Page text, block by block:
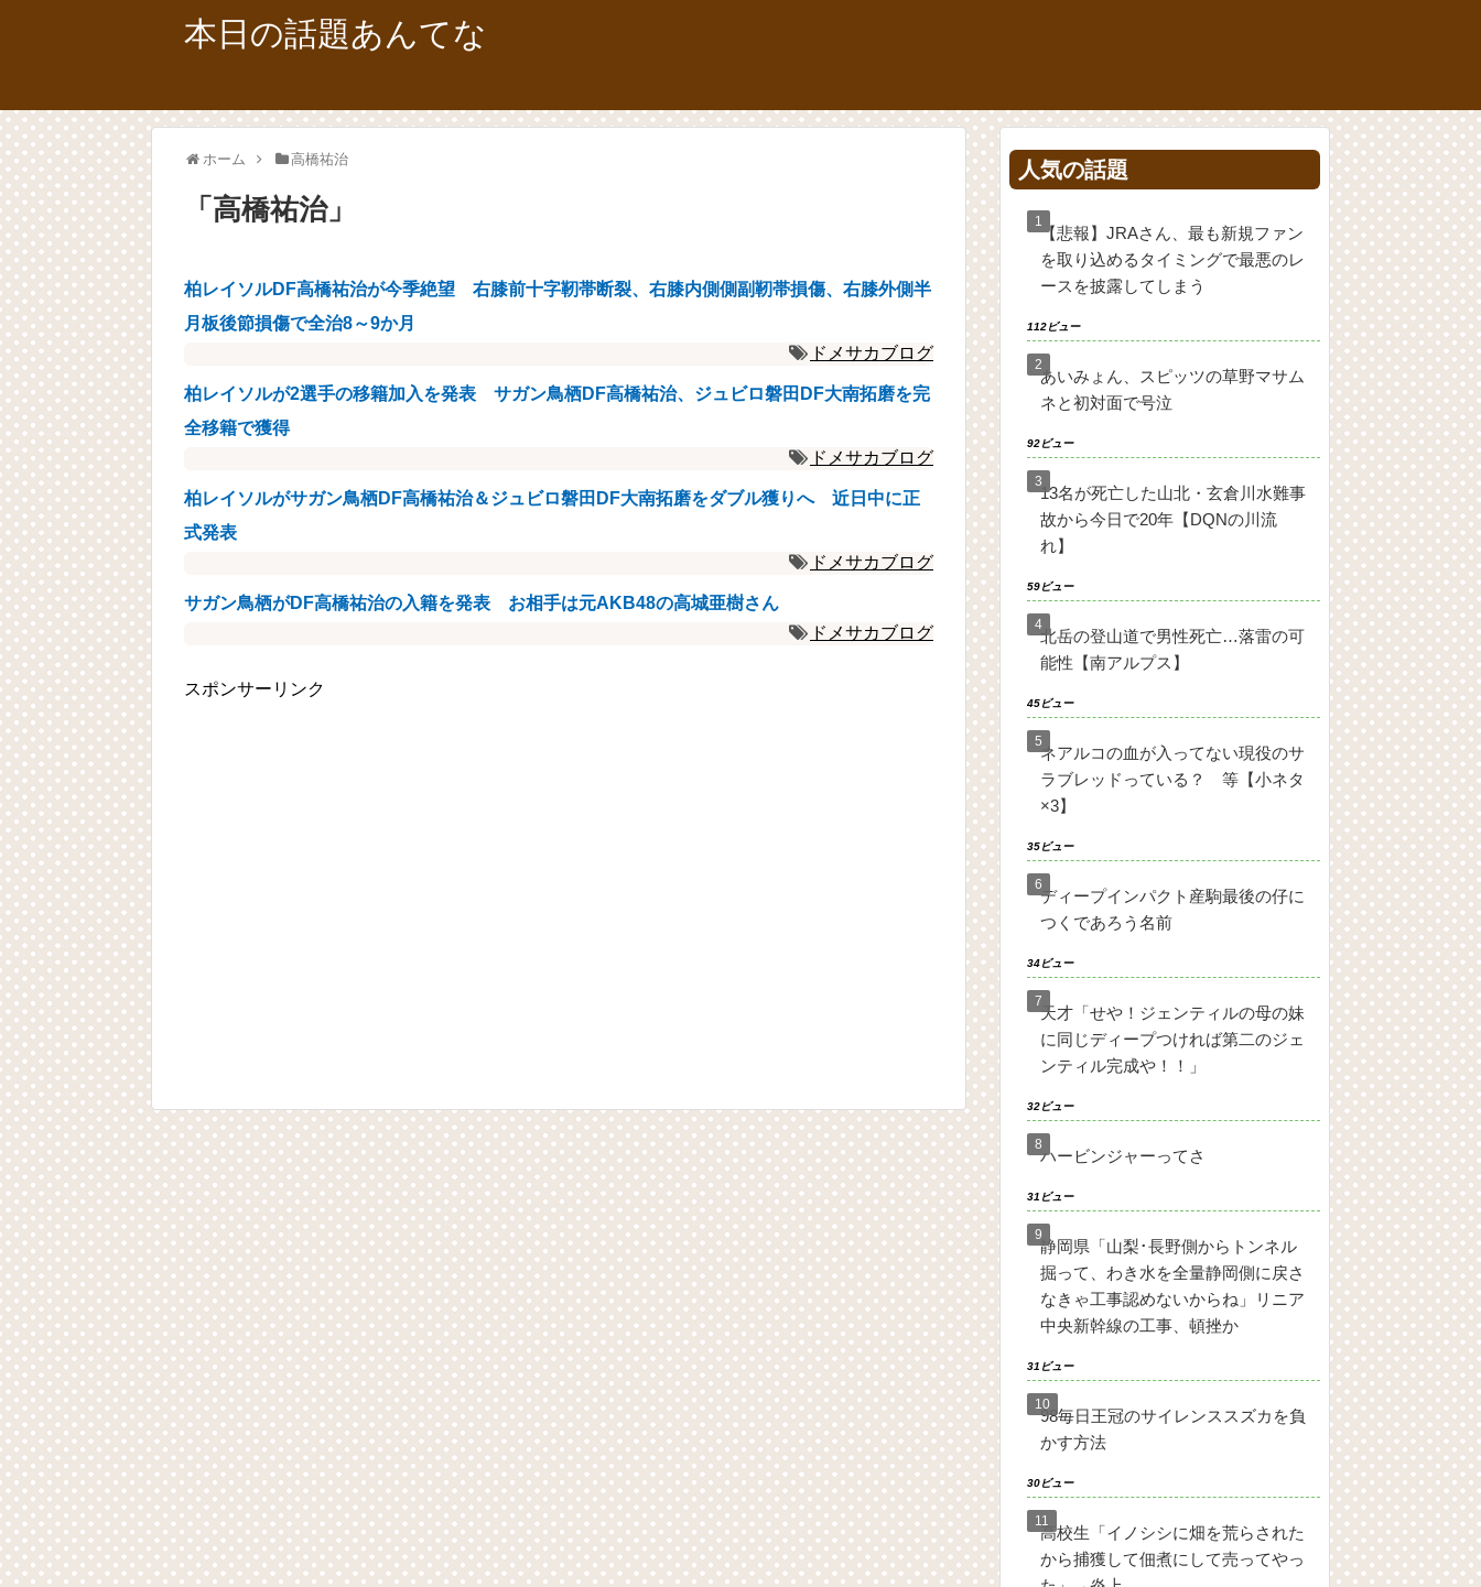
本日の話題あんてな
ホーム 高橋祐治
「 高橋祐治」
柏レイソルDF高橋祐治が今季絶望 右膝前十字靭帯断裂、右膝内側側副靭帯損傷、右膝外側半
月板後節損傷で全治8～9か月
ドメサカブログ
柏レイソルが2選手の移籍加入を発表 サガン鳥栖DF高橋祐治、ジュビロ磐田DF大南拓磨を完
全移籍で獲得
ドメサカブログ
柏レイソルがサガン鳥栖DF高橋祐治＆ジュビロ磐田DF大南拓磨をダブル獲りへ 近日中に正
式発表
ドメサカブログ
サガン鳥栖がDF高橋祐治の入籍を発表 お相手は元AKB48の高城亜樹さん
ドメサカブログ
スポンサーリンク
人気の話題
【悲報】JRAさん、最も新規ファン
を取り込めるタイミングで最悪のレ
ースを披露してしまう
112ビュー
あいみょん、スピッツの草野マサム
ネと初対面で号泣
92ビュー
13名が死亡した山北・玄倉川水難事
故から今日で20年【DQNの川流
れ】
59ビュー
北岳の登山道で男性死亡…落雷の可
能性【南アルプス】
45ビュー
ネアルコの血が入ってない現役のサ
ラブレッドっている？ 等【小ネタ
×3】
35ビュー
ディープインパクト産駒最後の仔に
つくであろう名前
34ビュー
天才「せや！ジェンティルの母の妹
に同じディープつければ第二のジェ
ンティル完成や！！」
32ビュー
ハービンジャーってさ
31ビュー
静岡県「山梨･長野側からトンネル
掘って、わき水を全量静岡側に戻さ
なきゃ工事認めないからね」リニア
中央新幹線の工事、頓挫か
31ビュー
98毎日王冠のサイレンススズカを負
かす方法
30ビュー
高校生「イノシシに畑を荒らされた
から捕獲して佃煮にして売ってやっ